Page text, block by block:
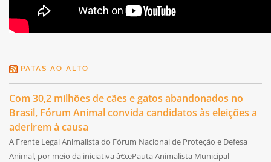
PATAS AO ALTO
Com 30,2 milhões de cães e gatos abandonados no
Brasil, Fórum Animal convida candidatos às eleições a
aderirem à causa
A Frente Legal Animalista do Fórum Nacional de Proteção e Defesa
Animal, por meio da iniciativa â€œPauta Animalista Municipal